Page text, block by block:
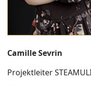
Camille Sevrin
Projektleiter